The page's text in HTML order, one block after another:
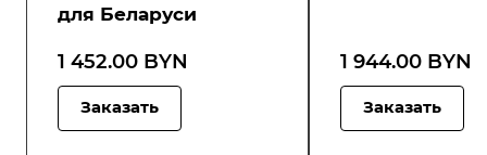
для Беларуси
1 452.00 BYN
Заказать
1 944.00 BYN
Заказать